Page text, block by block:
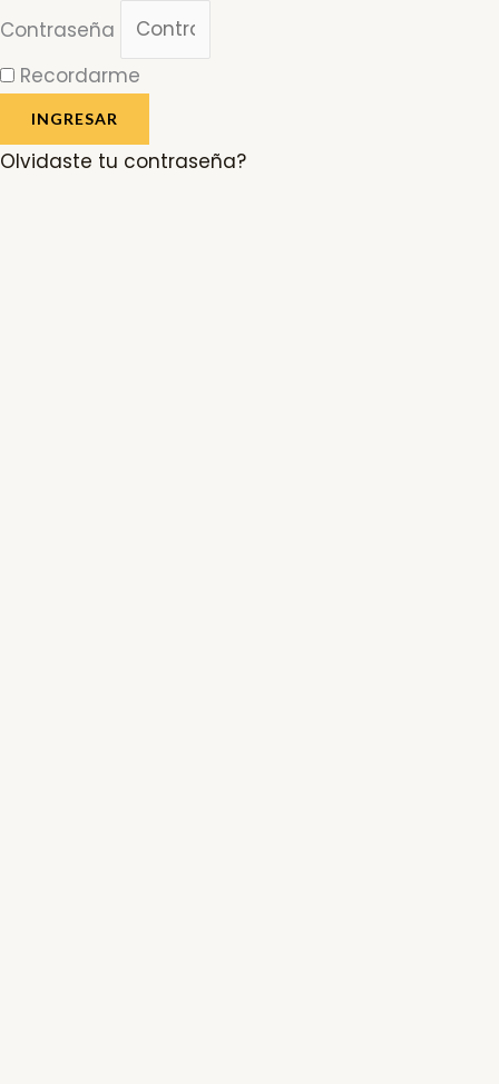
Contraseña
Recordarme
INGRESAR
Olvidaste tu contraseña?